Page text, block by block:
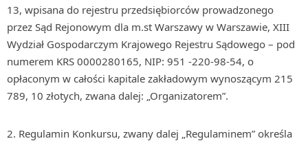
13, wpisana do rejestru przedsiębiorców prowadzonego
przez Sąd Rejonowym dla m.st Warszawy w Warszawie, XIII
Wydział Gospodarczym Krajowego Rejestru Sądowego – pod
numerem KRS 0000280165, NIP: 951 -220-98-54, o
opłaconym w całości kapitale zakładowym wynoszącym 215
789, 10 złotych, zwana dalej: „Organizatorem”.
2. Regulamin Konkursu, zwany dalej „Regulaminem” określa